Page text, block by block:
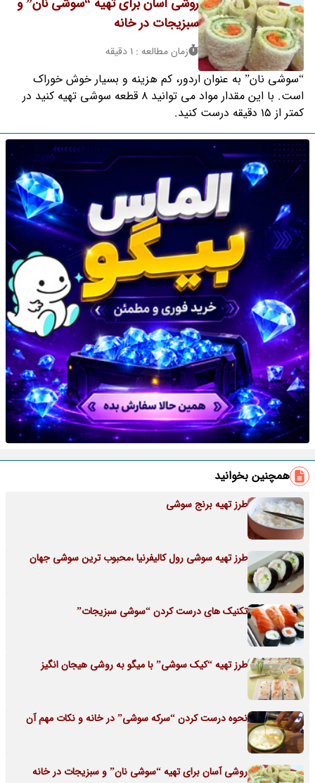
سبزیجات در خانه
زمان مطالعه : 1 دقیقه
“سوشی نان” به عنوان اردور، کم هزینه و بسیار خوش خوراک
است. با این مقدار مواد می توانید 8 قطعه سوشی تهیه کنید در
کمتر از 15 دقیقه درست کنید.
همچنین بخوانید
طرز تهیه برنج سوشی
طرز تهیه سوشی رول کالیفرنیا ،محبوب ترین سوشی جهان
تکنیک های درست کردن “سوشی سبزیجات”
طرز تهیه “کیک سوشی” با میگو به روشی هیجان انگیز
نحوه درست کردن “سرکه سوشی” در خانه و نکات مهم آن
روشی آسان برای تهیه “سوشی نان” و سبزیجات در خانه